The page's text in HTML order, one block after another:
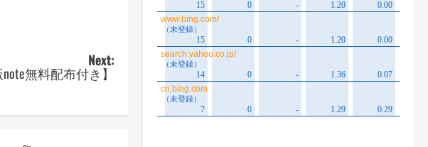
Next:
無料配布付き】